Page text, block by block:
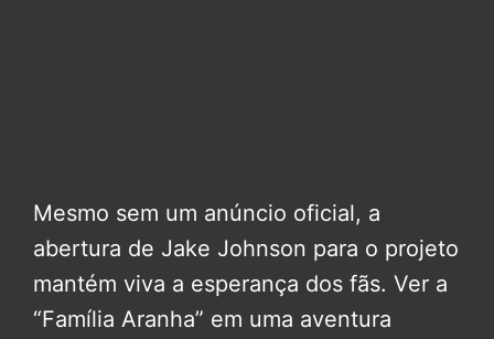
Mesmo sem um anúncio oficial, a
abertura de Jake Johnson para o projeto
mantém viva a esperança dos fãs. Ver a
“Família Aranha” em uma aventura